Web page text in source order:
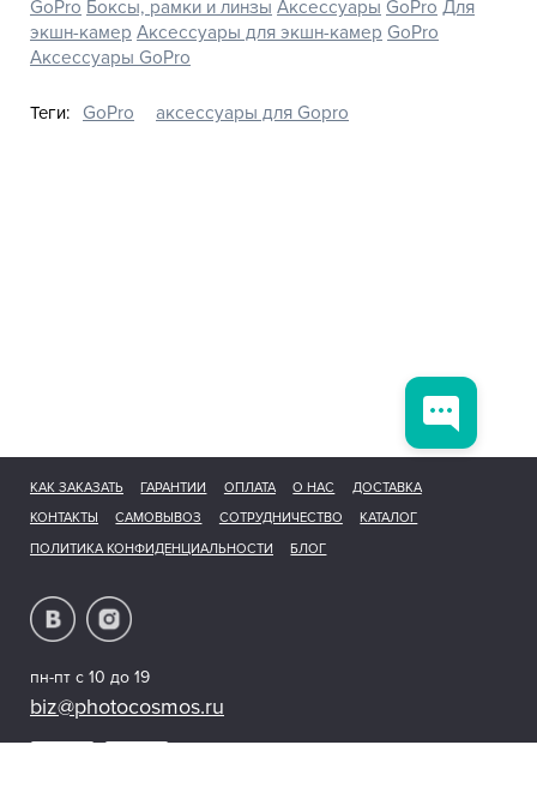
GoPro Боксы, рамки и линзы Аксессуары GoPro Для
экшн-камер Аксессуары для экшн-камер GoPro
Аксессуары GoPro
Теги: GoPro аксессуары для Gopro
КАК ЗАКАЗАТЬ ГАРАНТИИ ОПЛАТА О НАС
ДОСТАВКА
КОНТАКТЫ
САМОВЫВОЗ СОТРУДНИЧЕСТВО
КАТАЛОГ
ПОЛИТИКА КОНФИДЕНЦИАЛЬНОСТИ
БЛОГ
пн-пт с 10 до 19
biz@photocosmos.ru